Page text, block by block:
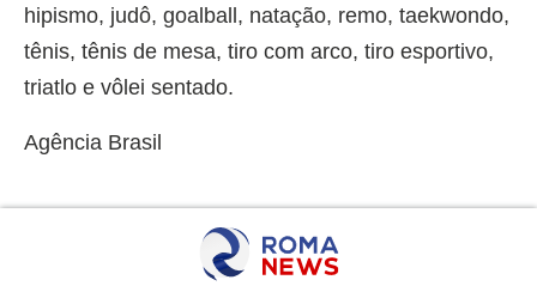
hipismo, judô, goalball, natação, remo, taekwondo,
tênis, tênis de mesa, tiro com arco, tiro esportivo,
triatlo e vôlei sentado.
Agência Brasil